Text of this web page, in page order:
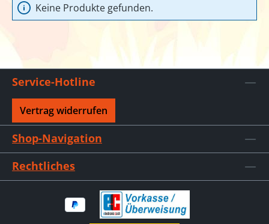
Keine Produkte gefunden.
Service-Hotline
Vertrag widerrufen
Shop-Navigation
Rechtliches